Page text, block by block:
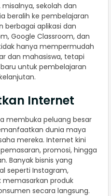
sekolah dan
beralih ke pembelajaran
aplikasi dan
Google Classroom, dan
hanya mempermudah
dan mahasiswa, tetapi
untuk pembelajaran
Internet
membuka peluang besar
dunia maya
mereka. Internet kini
promosi, hingga
Banyak bisnis yang
seperti Instagram,
memasarkan produk
secara langsung.